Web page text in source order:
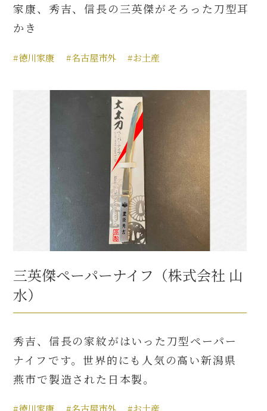
家康、秀吉、信長の三英傑がそろった刀型耳
かき
#徳川家康 #名古屋市外 #お土産
三英傑ペーパーナイフ（株式会社 山
水）
秀吉、信長の家紋がはいった刀型ペーパー
ナイフです。世界的にも人気の高い新潟県
燕市で製造された日本製。
#徳川家康 #名古屋市外 #お土産